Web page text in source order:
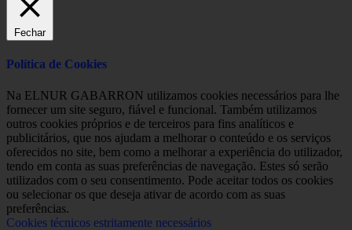
Fechar
Política de Cookies
Na ELNUR GABARRON utilizamos cookies necessários para lhe
fornecer um site seguro, fiável e funcional. Também utilizamos
outros cookies próprios e de terceiros para fins analíticos e
publicitários, que nos ajudam a melhorar o conteúdo e os serviços
oferecidos no site, bem como a melhorar a experiência do utilizador,
tendo em conta as suas preferências de navegação. Estes só serão
utilizados com o seu consentimento. Pode aceitar todos os cookies
ou selecionar os que deseja ativar de acordo com as suas
preferências.
Cookies técnicos estritamente necessários